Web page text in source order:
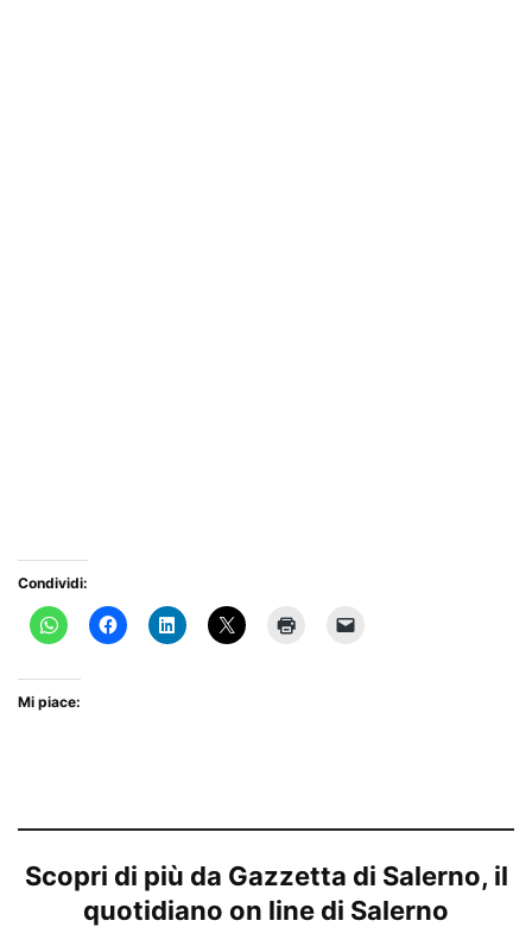
Condividi:
Mi piace:
Scopri di più da Gazzetta di Salerno, il
quotidiano on line di Salerno